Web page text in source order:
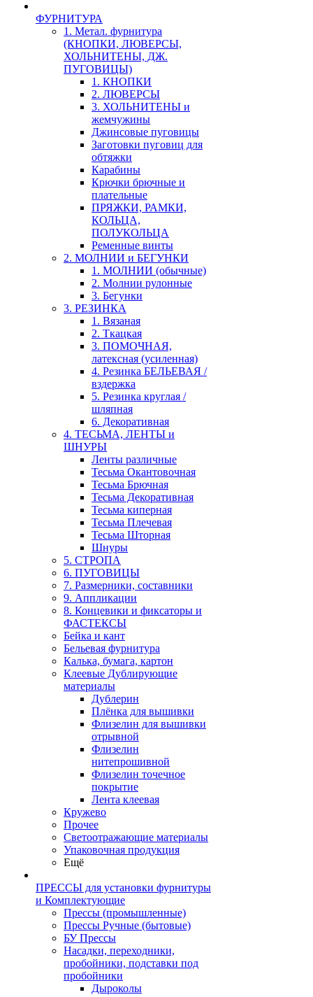
ФУРНИТУРА
1. Метал. фурнитура
(КНОПКИ, ЛЮВЕРСЫ,
ХОЛЬНИТЕНЫ, ДЖ.
ПУГОВИЦЫ)
1. КНОПКИ
2. ЛЮВЕРСЫ
3. ХОЛЬНИТЕНЫ и
жемчужины
Джинсовые пуговицы
Заготовки пуговиц для
обтяжки
Карабины
Крючки брючные и
плательные
ПРЯЖКИ, РАМКИ,
КОЛЬЦА,
ПОЛУКОЛЬЦА
Ременные винты
2. МОЛНИИ и БЕГУНКИ
1. МОЛНИИ (обычные)
2. Молнии рулонные
3. Бегунки
3. РЕЗИНКА
1. Вязаная
2. Ткацкая
3. ПОМОЧНАЯ,
латексная (усиленная)
4. Резинка БЕЛЬЕВАЯ /
вздержка
5. Резинка круглая /
шляпная
6. Декоративная
4. ТЕСЬМА, ЛЕНТЫ и
ШНУРЫ
Ленты различные
Тесьма Окантовочная
Тесьма Брючная
Тесьма Декоративная
Тесьма киперная
Тесьма Плечевая
Тесьма Шторная
Шнуры
5. СТРОПА
6. ПУГОВИЦЫ
7. Размерники, составники
9. Аппликации
8. Концевики и фиксаторы и
ФАСТЕКСЫ
Бейка и кант
Бельевая фурнитура
Калька, бумага, картон
Клеевые Дублирующие
материалы
Дублерин
Плёнка для вышивки
Флизелин для вышивки
отрывной
Флизелин
нитепрошивной
Флизелин точечное
покрытие
Лента клеевая
Кружево
Прочее
Светоотражающие материалы
Упаковочная продукция
Ещё
ПРЕССЫ для установки фурнитуры
и Комплектующие
Прессы (промышленные)
Прессы Ручные (бытовые)
БУ Прессы
Насадки, переходники,
пробойники, подставки под
пробойники
Дыроколы